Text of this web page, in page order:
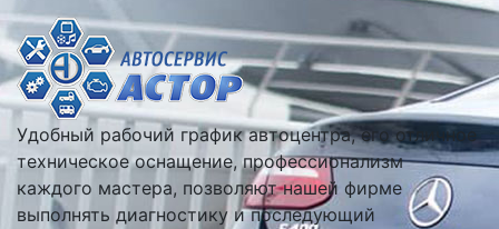
Удобный рабочий график автоцентра, его отличное
техническое оснащение, профессионализм
каждого мастера, позволяют нашей фирме
выполнять диагностику и последующий